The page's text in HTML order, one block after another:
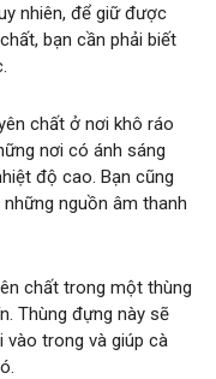
nhiên, để giữ được
bạn cần phải biết
chất ở nơi khô ráo
nơi có ánh sáng
độ cao. Bạn cũng
nguồn âm thanh
chất trong một thùng
Thùng đựng này sẽ
vào trong và giúp cà